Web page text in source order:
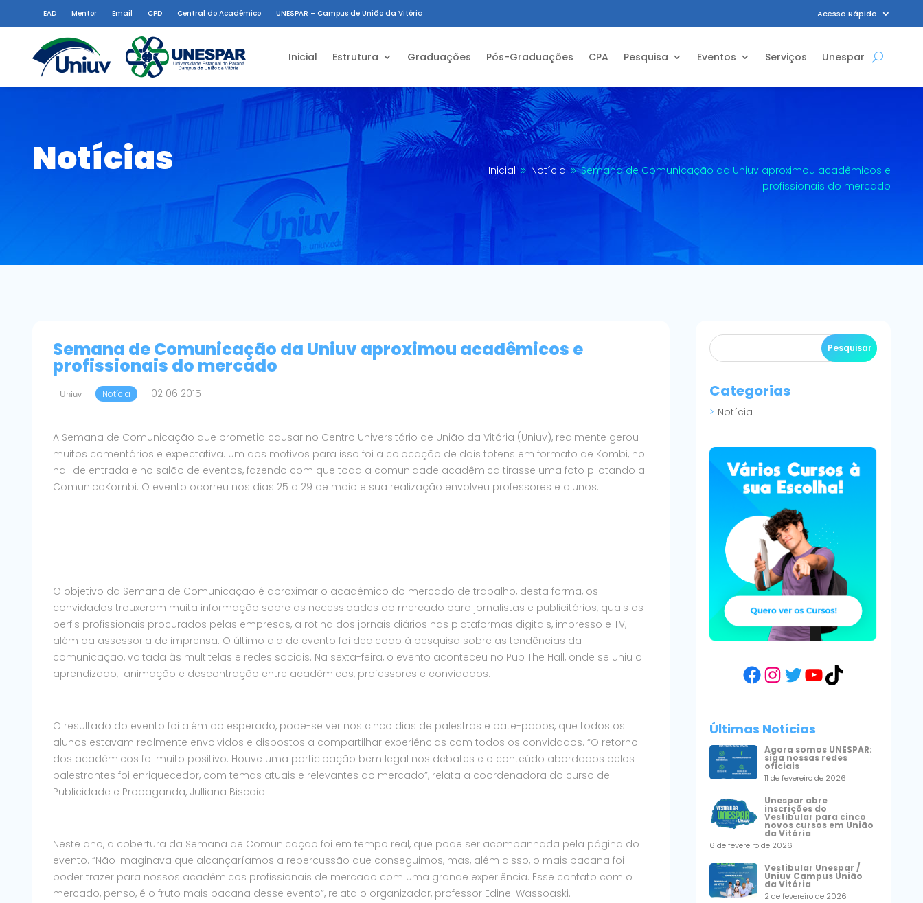
EAD Mentor Email CPD Central do Acadêmico UNESPAR – Campus de União da Vitória Acesso Rápido
Inicial Estrutura Graduações Pós-Graduações CPA Pesquisa Eventos Serviços Unespar
Notícias Inicial 9 Notícia 9 Semana de Comunicação da Uniuv aproximou acadêmicos e
profissionais do mercado
Semana de Comunicação da Uniuv aproximou acadêmicos e
profissionais do mercado
Uniuv Notícia 02 06 2015
A Semana de Comunicação que prometia causar no Centro Universitário de União da Vitória (Uniuv), realmente gerou
muitos comentários e expectativa. Um dos motivos para isso foi a colocação de dois totens em formato de Kombi, no
hall de entrada e no salão de eventos, fazendo com que toda a comunidade acadêmica tirasse uma foto pilotando a
ComunicaKombi. O evento ocorreu nos dias 25 a 29 de maio e sua realização envolveu professores e alunos.
O objetivo da Semana de Comunicação é aproximar o acadêmico do mercado de trabalho, desta forma, os
convidados trouxeram muita informação sobre as necessidades do mercado para jornalistas e publicitários, quais os
perfis profissionais procurados pelas empresas, a rotina dos jornais diários nas plataformas digitais, impresso e TV,
além da assessoria de imprensa. O último dia de evento foi dedicado à pesquisa sobre as tendências da
comunicação, voltada às multitelas e redes sociais. Na sexta-feira, o evento aconteceu no Pub The Hall, onde se uniu o
aprendizado, animação e descontração entre acadêmicos, professores e convidados.
O resultado do evento foi além do esperado, pode-se ver nos cinco dias de palestras e bate-papos, que todos os
alunos estavam realmente envolvidos e dispostos a compartilhar experiências com todos os convidados. “O retorno
dos acadêmicos foi muito positivo. Houve uma participação bem legal nos debates e o conteúdo abordados pelos
palestrantes foi enriquecedor, com temas atuais e relevantes do mercado”, relata a coordenadora do curso de
Publicidade e Propaganda, Julliana Biscaia.
Neste ano, a cobertura da Semana de Comunicação foi em tempo real, que pode ser acompanhada pela página do
evento. “Não imaginava que alcançaríamos a repercussão que conseguimos, mas, além disso, o mais bacana foi
poder trazer para nossos acadêmicos profissionais de mercado com uma grande experiência. Esse contato com o
mercado, penso, é o fruto mais bacana desse evento”, relata o organizador, professor Edinei Wassoaski.
Categorias
Notícia
Facebook
Instagram
Twitter
YouTube
TikTok
Últimas Notícias
Agora somos UNESPAR:
siga nossas redes
oficiais
11 de fevereiro de 2026
Unespar abre
inscrições do
Vestibular para cinco
novos cursos em União
da Vitória
6 de fevereiro de 2026
Vestibular Unespar /
Uniuv Campus União
da Vitória
2 de fevereiro de 2026